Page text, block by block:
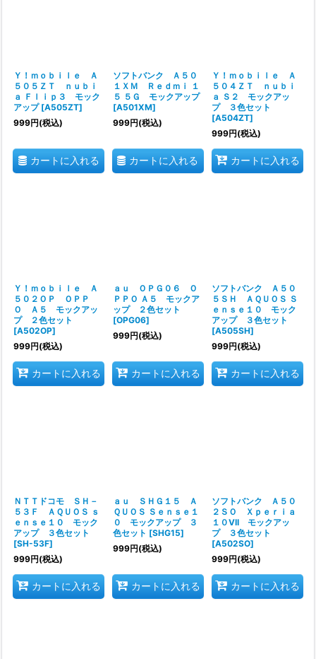
Ｙ！ｍｏｂｉｌｅ Ａ
５０５ＺＴ ｎｕｂｉ
ａ Ｆｌｉｐ３ モック
アップ [A505ZT]
999円(税込)
カートに入れる
ソフトバンク Ａ５０
１ＸＭ Ｒｅｄｍｉ １
５ ５Ｇ モックアップ
[A501XM]
999円(税込)
カートに入れる
Ｙ！ｍｏｂｉｌｅ Ａ
５０４ＺＴ ｎｕｂｉ
ａ Ｓ２ モックアッ
プ ３色セット
[A504ZT]
999円(税込)
カートに入れる
Ｙ！ｍｏｂｉｌｅ Ａ
５０２ＯＰ ＯＰＰ
Ｏ Ａ５ モックアッ
プ ２色セット
[A502OP]
999円(税込)
カートに入れる
ａｕ ＯＰＧ０６ Ｏ
ＰＰＯ Ａ５ モックア
ップ ２色セット
[OPG06]
999円(税込)
カートに入れる
ソフトバンク Ａ５０
５ＳＨ ＡＱＵＯＳ Ｓ
ｅｎｓｅ１０ モック
アップ ３色セット
[A505SH]
999円(税込)
カートに入れる
ＮＴＴドコモ ＳＨ－
５３Ｆ ＡＱＵＯＳ ｓ
ｅｎｓｅ１０ モック
アップ ３色セット
[SH-53F]
999円(税込)
カートに入れる
ａｕ ＳＨＧ１５ Ａ
ＱＵＯＳ Ｓｅｎｓｅ１
０ モックアップ ３
色セット [SHG15]
999円(税込)
カートに入れる
ソフトバンク Ａ５０
２ＳＯ Ｘｐｅｒｉａ
１０VII モックアッ
プ ３色セット
[A502SO]
999円(税込)
カートに入れる